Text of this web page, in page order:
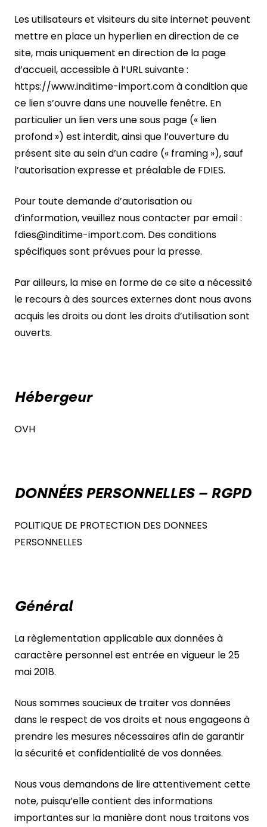
Les utilisateurs et visiteurs du site internet peuvent
mettre en place un hyperlien en direction de ce
site, mais uniquement en direction de la page
d’accueil, accessible à l’URL suivante :
https://www.inditime-import.com à condition que
ce lien s’ouvre dans une nouvelle fenêtre. En
particulier un lien vers une sous page (« lien
profond ») est interdit, ainsi que l’ouverture du
présent site au sein d’un cadre (« framing »), sauf
l’autorisation expresse et préalable de FDIES.
Pour toute demande d’autorisation ou
d’information, veuillez nous contacter par email :
fdies@inditime-import.com. Des conditions
spécifiques sont prévues pour la presse.
Par ailleurs, la mise en forme de ce site a nécessité
le recours à des sources externes dont nous avons
acquis les droits ou dont les droits d’utilisation sont
ouverts.
Hébergeur
OVH
DONNÉES PERSONNELLES – RGPD
POLITIQUE DE PROTECTION DES DONNEES
PERSONNELLES
Général
La règlementation applicable aux données à
caractère personnel est entrée en vigueur le 25
mai 2018.
Nous sommes soucieux de traiter vos données
dans le respect de vos droits et nous engageons à
prendre les mesures nécessaires afin de garantir
la sécurité et confidentialité de vos données.
Nous vous demandons de lire attentivement cette
note, puisqu’elle contient des informations
importantes sur la manière dont nous traitons vos